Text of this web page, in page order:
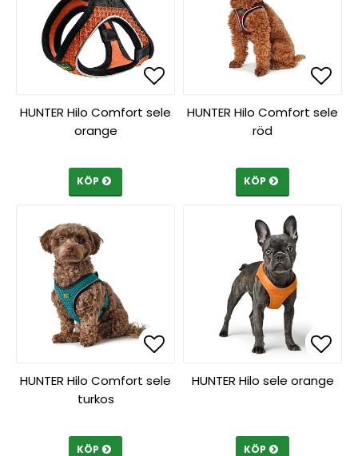
Lägg till i
Lägg till i
HUNTER Hilo Comfort sele
orange
KÖP
HUNTER Hilo Comfort sele
röd
KÖP
Lägg till i
Lägg till i
HUNTER Hilo Comfort sele
turkos
KÖP
HUNTER Hilo sele orange
KÖP